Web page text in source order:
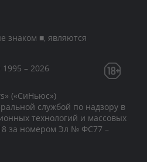
знаком ■, являются
– 2026
(«СиНьюс»)
службой по надзору в
технологий и массовых
за номером Эл № ФС77 –